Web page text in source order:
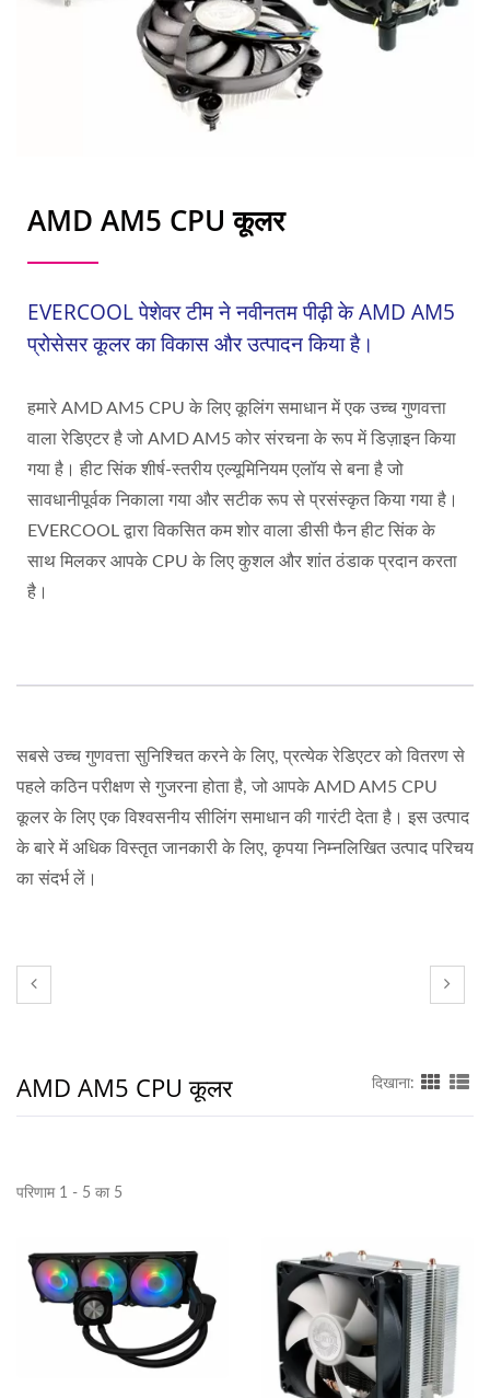
AMD AM5 CPU कूलर
EVERCOOL पेशेवर टीम ने नवीनतम पीढ़ी के AMD AM5
प्रोसेसर कूलर का विकास और उत्पादन किया है।
हमारे AMD AM5 CPU के लिए कूलिंग समाधान में एक उच्च गुणवत्ता
वाला रेडिएटर है जो AMD AM5 कोर संरचना के रूप में डिज़ाइन किया
गया है। हीट सिंक शीर्ष-स्तरीय एल्यूमिनियम एलॉय से बना है जो
सावधानीपूर्वक निकाला गया और सटीक रूप से प्रसंस्कृत किया गया है।
EVERCOOL द्वारा विकसित कम शोर वाला डीसी फैन हीट सिंक के
साथ मिलकर आपके CPU के लिए कुशल और शांत ठंडाक प्रदान करता
है।
सबसे उच्च गुणवत्ता सुनिश्चित करने के लिए, प्रत्येक रेडिएटर को वितरण से
पहले कठिन परीक्षण से गुजरना होता है, जो आपके AMD AM5 CPU
कूलर के लिए एक विश्वसनीय सीलिंग समाधान की गारंटी देता है। इस उत्पाद
के बारे में अधिक विस्तृत जानकारी के लिए, कृपया निम्नलिखित उत्पाद परिचय
का संदर्भ लें।
AMD AM5 CPU कूलर दिखाना:
परिणाम 1 - 5 का 5